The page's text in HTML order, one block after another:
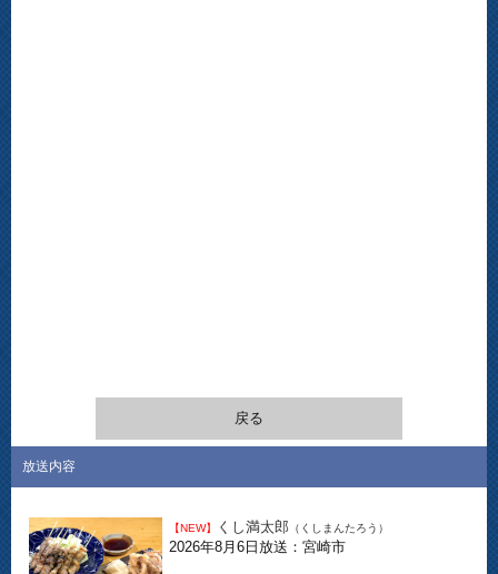
戻る
放送内容
【NEW】 くし満太郎 （くしまんたろう）
2026年8月6日放送：宮崎市